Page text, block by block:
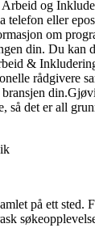
og
telefon eller
om
din. Du kan
&
rådgivere
så det er all
på ett sted.